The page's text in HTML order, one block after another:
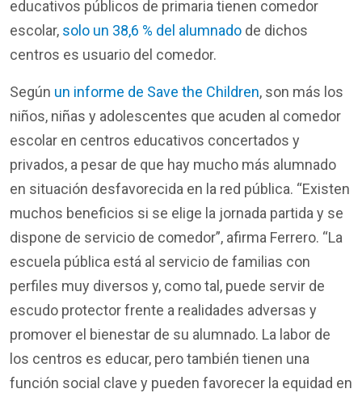
educativos públicos de primaria tienen comedor
escolar, solo un 38,6 % del alumnado de dichos
centros es usuario del comedor.
Según un informe de Save the Children, son más los
niños, niñas y adolescentes que acuden al comedor
escolar en centros educativos concertados y
privados, a pesar de que hay mucho más alumnado
en situación desfavorecida en la red pública. “Existen
muchos beneficios si se elige la jornada partida y se
dispone de servicio de comedor”, afirma Ferrero. “La
escuela pública está al servicio de familias con
perfiles muy diversos y, comotal , puede servir de
escudo protectorfrente a realidades adversas y
promover el bienestar de su alumnado. La labor de
los centros es educar, perotambién tienen una
función social clave y pueden favorecer la equidad en